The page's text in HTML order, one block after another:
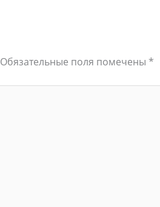
Обязательные поля помечены *